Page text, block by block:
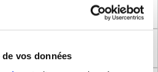
vos données